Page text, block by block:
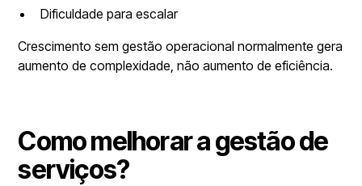
Dificuldade para escalar
Crescimento sem gestão operacional normalmente gera
aumento de complexidade, não aumento de eficiência.
Como melhorar a gestão de
serviços?